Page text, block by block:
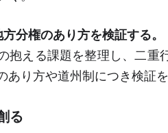
方分権のあり方を検証する
える課題を整理し、二重
あり方や道州制につき検証を
る